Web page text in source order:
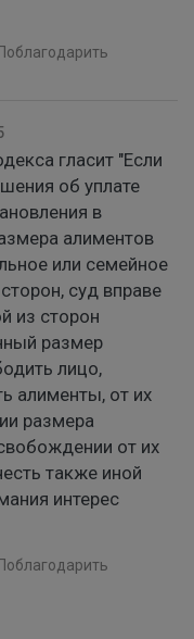
Поблагодарить
гласит "Если
об уплате
в
алиментов
или семейное
суд вправе
из сторон
размер
лицо,
алименты, от их
размера
от их
также иной
интерес
Поблагодарить